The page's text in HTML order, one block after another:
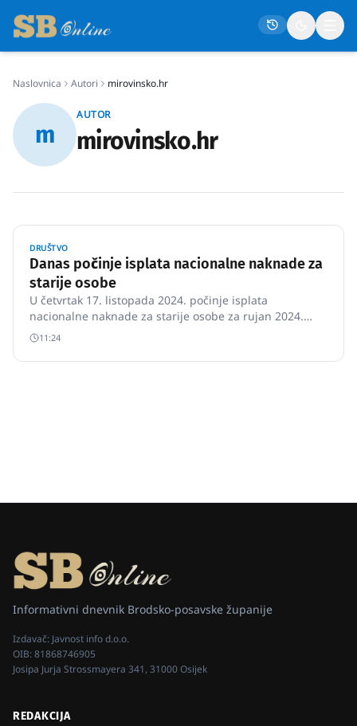
Naslovna
Društvo
Politika
Crna kronika
Sport
Kultura
Osmrtnice
Naslovnica Autori mirovinsko.hr
m
AUTOR
mirovinsko.hr
DRUŠTVO
Danas počinje isplata nacionalne naknade za
starije osobe
U četvrtak 17. listopada 2024. počinje isplata
nacionalne naknade za starije osobe za rujan 2024.
korisnicima računa otvorenih u poslovnim
bankama.Nacionalnu naknadu za starije osobe dobit će
17 060 korisnika (80,06 % žena i 19,94 % muškaraca), za
11:24
Informativni dnevnik Brodsko-posavske županije
Izdavač: Javnost info d.o.o.
OIB:81868746905
Josipa Jurja Strossmayera 341, 31000 Osijek
REDAKCIJA